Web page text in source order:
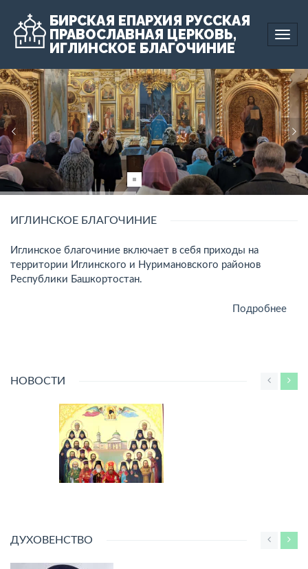
БИРСКАЯ ЕПАРХИЯ РУССКАЯ
ПРАВОСЛАВНАЯ ЦЕРКОВЬ,
ИГЛИНСКОЕ БЛАГОЧИНИЕ
ИГЛИНСКОЕ БЛАГОЧИНИЕ
Иглинское благочиние включает в себя приходы на
территории Иглинского и Нуримановского районов
Республики Башкортостан.
Подробнее
НОВОСТИ
Поздравление митрополита Филарета с праздником
ДУХОВЕНСТВО